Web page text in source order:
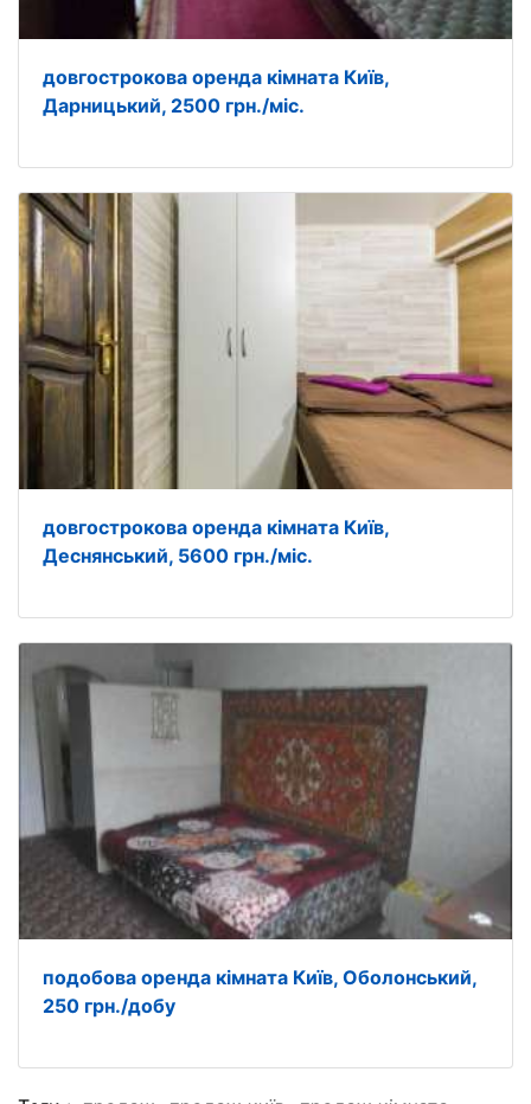
довгострокова оренда кімната Київ,
Дарницький, 2500 грн./міс.
довгострокова оренда кімната Київ,
Деснянський, 5600 грн./міс.
подобова оренда кімната Київ, Оболонський,
250 грн./добу